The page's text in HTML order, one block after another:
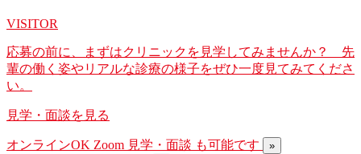
VISITOR
応募の前に、まずはクリニックを見学してみませんか？ 先
輩の働く姿やリアルな診療の様子をぜひ一度見てみてくださ
い。
見学・面談を見る
オンラインOK Zoom 見学・面談 も可能です »